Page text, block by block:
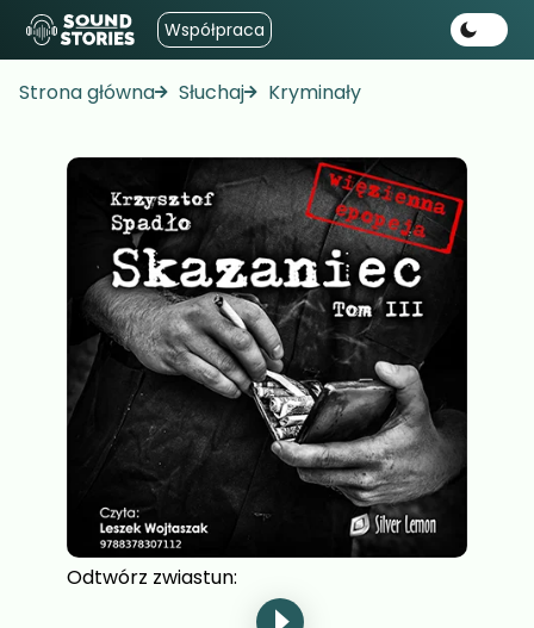
Współpraca
Strona główna Słuchaj Kryminały
Odtwórz zwiastun: